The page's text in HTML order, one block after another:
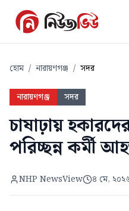
হোম / নারায়ণগঞ্জ / সদর
নারায়ণগঞ্জ সদর
চাষাঢ়ায়
পরিচ্ছন্ন কর্মী
NHP NewsView ৪ মে,